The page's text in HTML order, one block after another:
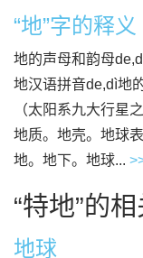
“地”字的释义
地的声母和韵母
地汉语拼音de,dì地
（太阳系九大行星
地质。地壳。地球
地。地下。地球...
“特地”的
地球